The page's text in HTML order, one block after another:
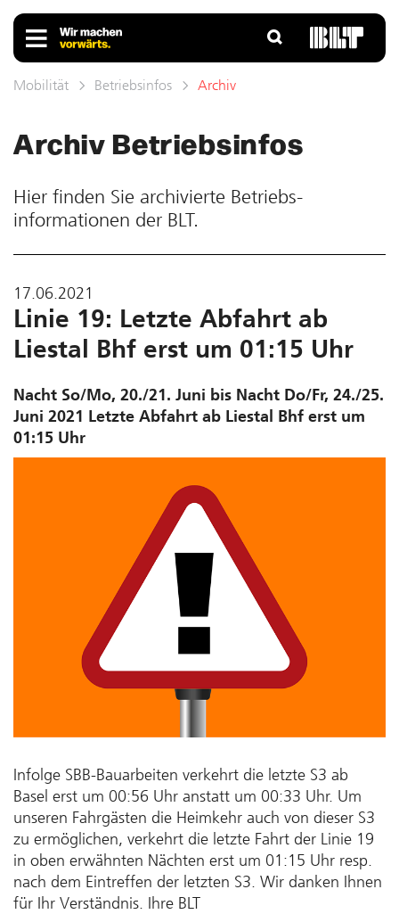
Mobilität Betriebsinfos Archiv
Archiv Betriebs­infos
Hier finden Sie ar­chivierte Betriebs­
informationen der BLT.
17.06.2021
Linie 19: Letzte Abfahrt ab
Liestal Bhf erst um 01:15 Uhr
Nacht So/Mo, 20./21. Juni bis Nacht Do/Fr, 24./25.
Juni 2021 Letzte Abfahrt ab Liestal Bhf erst um
01:15 Uhr
Infolge SBB-Bauarbeiten verkehrt die letzte S3 ab
Basel erst um 00:56 Uhr anstatt um 00:33 Uhr. Um
unseren Fahrgästen die Heimkehr auch von dieser S3
zu ermöglichen, verkehrt die letzte Fahrt der Linie 19
in oben erwähnten Nächten erst um 01:15 Uhr resp.
nach dem Eintreffen der letzten S3. Wir danken Ihnen
für Ihr Verständnis. Ihre BLT